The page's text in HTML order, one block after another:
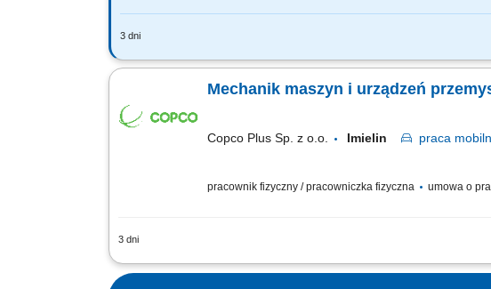
3 dni
Twój zakres obowiązków: rozpoznanie i usuwanie awarii
Mechanik maszyn i urządzeń
Copco Plus Sp. z o.o. Imielin praca
pracownik fizyczny / pracowniczka fizyczna umowa o
3 dni
Zadania Utrzymanie ciągłości pracy linii produkcyjnych